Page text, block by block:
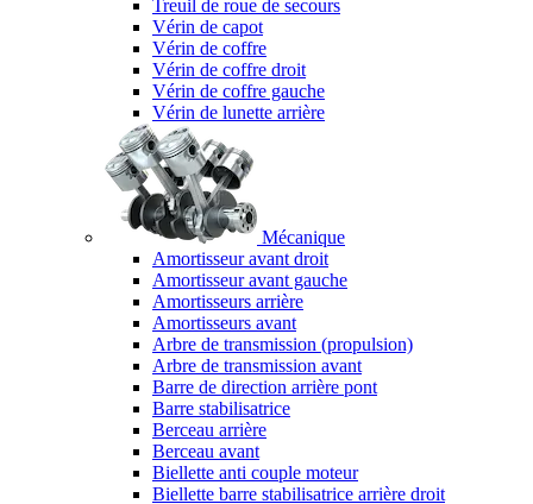
Treuil de roue de secours
Vérin de capot
Vérin de coffre
Vérin de coffre droit
Vérin de coffre gauche
Vérin de lunette arrière
Mécanique
Amortisseur avant droit
Amortisseur avant gauche
Amortisseurs arrière
Amortisseurs avant
Arbre de transmission (propulsion)
Arbre de transmission avant
Barre de direction arrière pont
Barre stabilisatrice
Berceau arrière
Berceau avant
Biellette anti couple moteur
Biellette barre stabilisatrice arrière droit